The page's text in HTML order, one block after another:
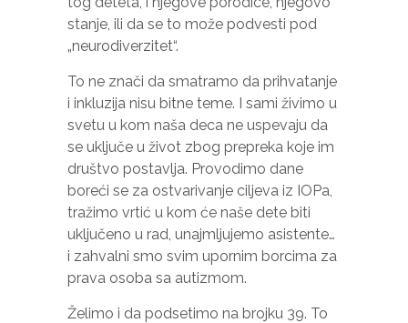
stanje, ili da se to može podvesti pod
„neurodiverzitet“.
To ne znači da smatramo da prihvatanje
i inkluzija nisu bitne teme. I sami živimo u
svetu u kom naša deca ne uspevaju da
se uključe u život zbog prepreka koje im
društvo postavlja. Provodimo dane
boreći se za ostvarivanje ciljeva iz IOPa,
tražimo vrtić u kom će naše dete biti
uključeno u rad, unajmljujemo asistente…
i zahvalni smo svim upornim borcima za
prava osoba sa autizmom.
Želimo i da podsetimo na brojku 39. To